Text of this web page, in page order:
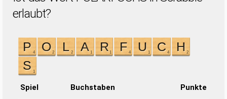
erlaubt?
Spiel Buchstaben Punkte